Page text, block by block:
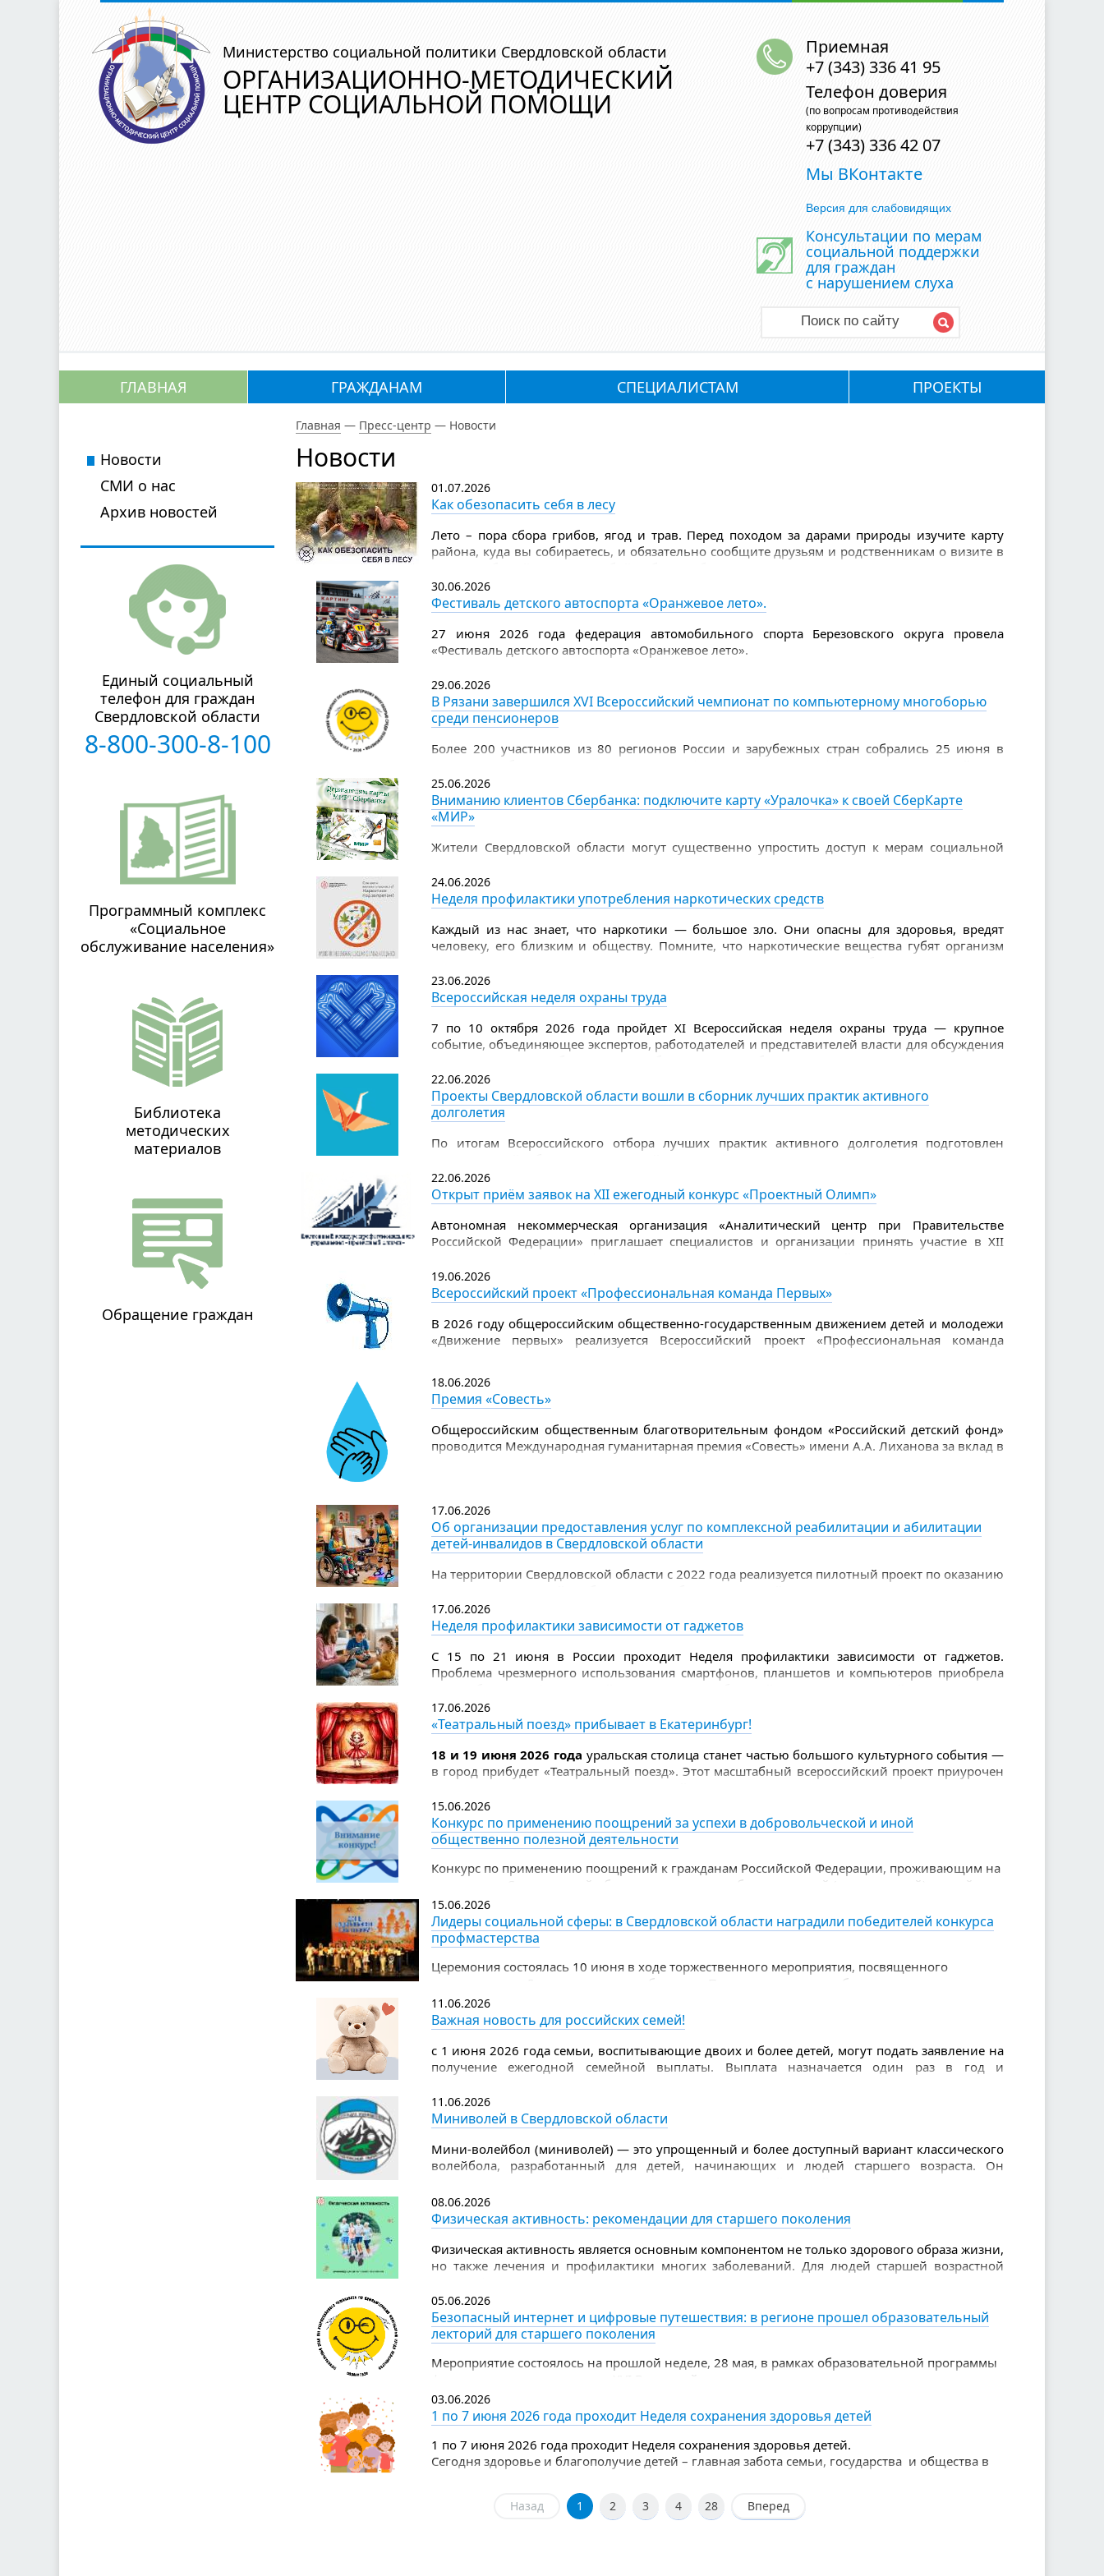
Министерство социальной политики Свердловской области
ОРГАНИЗАЦИОННО-МЕТОДИЧЕСКИЙ
ЦЕНТР СОЦИАЛЬНОЙ ПОМОЩИ
Приемная
+7 (343) 336 41 95
Телефон доверия
(по вопросам противодействия
коррупции)
+7 (343) 336 42 07
Мы ВКонтакте
Версия для слабовидящих
Консультации по мерам
социальной поддержки
для граждан
с нарушением слуха
Поиск по сайту
ГЛАВНАЯ ГРАЖДАНАМ СПЕЦИАЛИСТАМ ПРОЕКТЫ
Главная — Пресс-центр — Новости
Новости
01.07.2026
Как обезопасить себя в лесу
Лето – пора сбора грибов, ягод и трав. Перед походом за дарами природы изучите карту
района, куда вы собираетесь, и обязательно сообщите друзьям и родственникам о визите в
дождевик, лекарства, которые вы ежедневно принимаете (их нужно брать с собой с запасом
на 2–3 дня), еще положите пару пластырей, аэрозоль от насекомых, свисток, нож, фонарик.
Надевайте в лес всегда яркую одежду с длинными рукавами, так вы будете заметнее.
30.06.2026
Фестиваль детского автоспорта «Оранжевое лето».
27 июня 2026 года федерация автомобильного спорта Березовского округа провела
«Фестиваль детского автоспорта «Оранжевое лето».
29.06.2026
В Рязани завершился XVI Всероссийский чемпионат по компьютерному многоборью
среди пенсионеров
Более 200 участников из 80 регионов России и зарубежных стран собрались 25 июня в
чемпионата по компьютерному многоборью среди пенсионеров.
25.06.2026
Вниманию клиентов Сбербанка: подключите карту «Уралочка» к своей СберКарте
«МИР»
Жители Свердловской области могут существенно упростить доступ к мерам социальной
Такая возможность доступна в личном кабинете Сбербанк Онлайн для владельцев
дебетовой СберКарты «МИР».
24.06.2026
Неделя профилактики употребления наркотических средств
Каждый из нас знает, что наркотики — большое зло. Они опасны для здоровья, вредят
человеку, его близким и обществу. Помните, что наркотические вещества губят организм
наркотиков страдает головной мозг, появляется слабоумие, проблемы с памятью, агрессия.
23.06.2026
Всероссийская неделя охраны труда
7 по 10 октября 2026 года пройдет XI Всероссийская неделя охраны труда — крупное
событие, объединяющее экспертов, работодателей и представителей власти для обсуждения
Организатором мероприятия выступает Министерство труда и социальной защиты
Российской Федерации, оператором — Фонд Росконгресс
22.06.2026
Проекты Свердловской области вошли в сборник лучших практик активного
долголетия
По итогам Всероссийского отбора лучших практик активного долголетия подготовлен
представлены проекты Свердловской области: «Йога на стуле» (Комплексный центр
социального обслуживания города Лесного) и «Школа пожилого возраста» (Министерство
социальной политики Свердловской области совместно с Организационно-методическим
центром социальной помощи).
22.06.2026
Открыт приём заявок на XII ежегодный конкурс «Проектный Олимп»
Автономная некоммерческая организация «Аналитический центр при Правительстве
Российской Федерации» приглашает специалистов и организации принять участие в XII
площадка для обмена опытом, объективной оценки своих компетенций и демонстрации
лучших управленческих практик.
19.06.2026
Всероссийский проект «Профессиональная команда Первых»
В 2026 году общероссийским общественно-государственным движением детей и молодежи
«Движение первых» реализуется Всероссийский проект «Профессиональная команда
воспитательную и организационную работу с детьми и молодежью, в том числе в рамках
деятельности Движения Первых.
18.06.2026
Премия «Совесть»
Общероссийским общественным благотворительным фондом «Российский детский фонд»
проводится Международная гуманитарная премия «Совесть» имени А.А. Лиханова за вклад в
детям, и укрепить ценности милосердия
и ответственности.
17.06.2026
Об организации предоставления услуг по комплексной реабилитации и абилитации
детей-инвалидов в Свердловской области
На территории Свердловской области с 2022 года реализуется пилотный проект по оказанию
17.06.2026
Неделя профилактики зависимости от гаджетов
С 15 по 21 июня в России проходит Неделя профилактики зависимости от гаджетов.
Проблема чрезмерного использования смартфонов, планшетов и компьютеров приобрела
родителей.
17.06.2026
«Театральный поезд» прибывает в Екатеринбург!
18 и 19 июня 2026 года уральская столица станет частью большого культурного события —
в город прибудет «Театральный поезд». Этот масштабный всероссийский проект приурочен
прикоснуться к миру театра.
15.06.2026
Конкурс по применению поощрений за успехи в добровольческой и иной
общественно полезной деятельности
Конкурс по применению поощрений к гражданам Российской Федерации, проживающим на
территории Свердловской области, за успехи в добровольческой (волонтерской) и иной
общественно полезной деятельности
15.06.2026
Лидеры социальной сферы: в Свердловской области наградили победителей конкурса
профмастерства
Церемония состоялась 10 июня в ходе торжественного мероприятия, посвященного
празднованию Дня социального работника. Почетные награды победителям вручила
заместитель Губернатора Свердловской области — Министр здравоохранения Свердловской
области Татьяна Савинова.
11.06.2026
Важная новость для российских семей!
с 1 июня 2026 года семьи, воспитывающие двоих и более детей, могут подать заявление на
получение ежегодной семейной выплаты. Выплата назначается один раз в год и
11.06.2026
Миниволей в Свердловской области
Мини-волейбол (миниволей) — это упрощенный и более доступный вариант классического
волейбола, разработанный для детей, начинающих и людей старшего возраста. Он
объемного мяча, что снижает нагрузку на суставы и позволяет избежать травм.
08.06.2026
Физическая активность: рекомендации для старшего поколения
Физическая активность является основным компонентом не только здорового образа жизни,
но также лечения и профилактики многих заболеваний. Для людей старшей возрастной
05.06.2026
Безопасный интернет и цифровые путешествия: в регионе прошел образовательный
лекторий для старшего поколения
Мероприятие состоялось на прошлой неделе, 28 мая, в рамках образовательной программы
по компьютерному многоборью среди пенсионеров.
03.06.2026
1 по 7 июня 2026 года проходит Неделя сохранения здоровья детей
1 по 7 июня 2026 года проходит Неделя сохранения здоровья детей.
Сегодня здоровье и благополучие детей – главная забота семьи, государства и общества в
Назад 1 2 3 4 28 Вперед
Новости
СМИ о нас
Архив новостей
Единый социальный
телефон для граждан
Свердловской области
8-800-300-8-100
Программный комплекс
«Социальное
обслуживание населения»
Библиотека
методических
материалов
Обращение граждан